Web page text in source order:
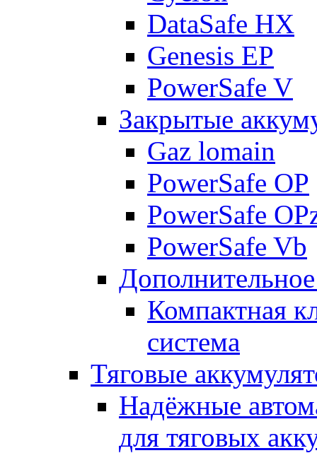
DataSafe HX
Genesis EP
PowerSafe V
Закрытые
Gaz lomain
PowerSafe OP
PowerSafe
PowerSafe Vb
Компактная
система
Тяговые
Надёжные
для тяговых